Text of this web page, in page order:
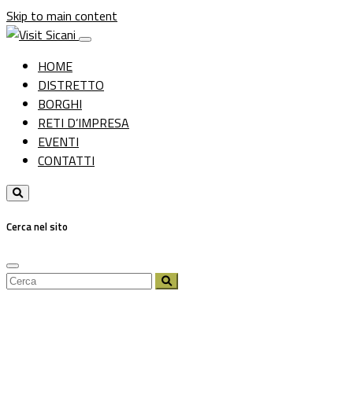
Skip to main content
HOME
DISTRETTO
BORGHI
RETI D’IMPRESA
EVENTI
CONTATTI
Cerca nel sito